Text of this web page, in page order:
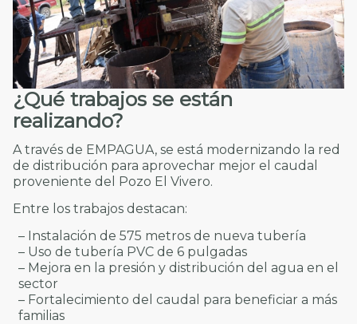
¿Qué trabajos se están
realizando?
A través de EMPAGUA, se está modernizando la red
de distribución para aprovechar mejor el caudal
proveniente del Pozo El Vivero.
Entre los trabajos destacan:
– Instalación de 575 metros de nueva tubería
– Uso de tubería PVC de 6 pulgadas
– Mejora en la presión y distribución del agua en el
sector
– Fortalecimiento del caudal para beneficiar a más
familias